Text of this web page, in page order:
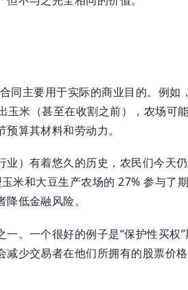
同主要用于实际的商业目的。例如
米（甚至在收割之前），农场可
算其材料和劳动力。
）有着悠久的历史，农民们今天仍
米和大豆生产农场的 27% 参与了
低金融风险。
。一个很好的例子是“保护性买权
少交易者在他们所拥有的股票价